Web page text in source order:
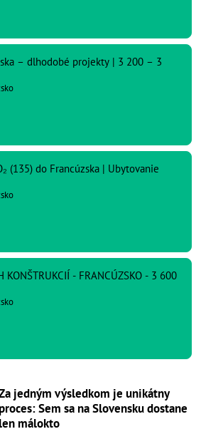
– dlhodobé projekty | 3 200 – 3
(135) do Francúzska | Ubytovanie
KONŠTRUKCIÍ - FRANCÚZSKO - 3 600
jedným výsledkom je unikátny
proces: Sem sa na Slovensku dostane
len málokto